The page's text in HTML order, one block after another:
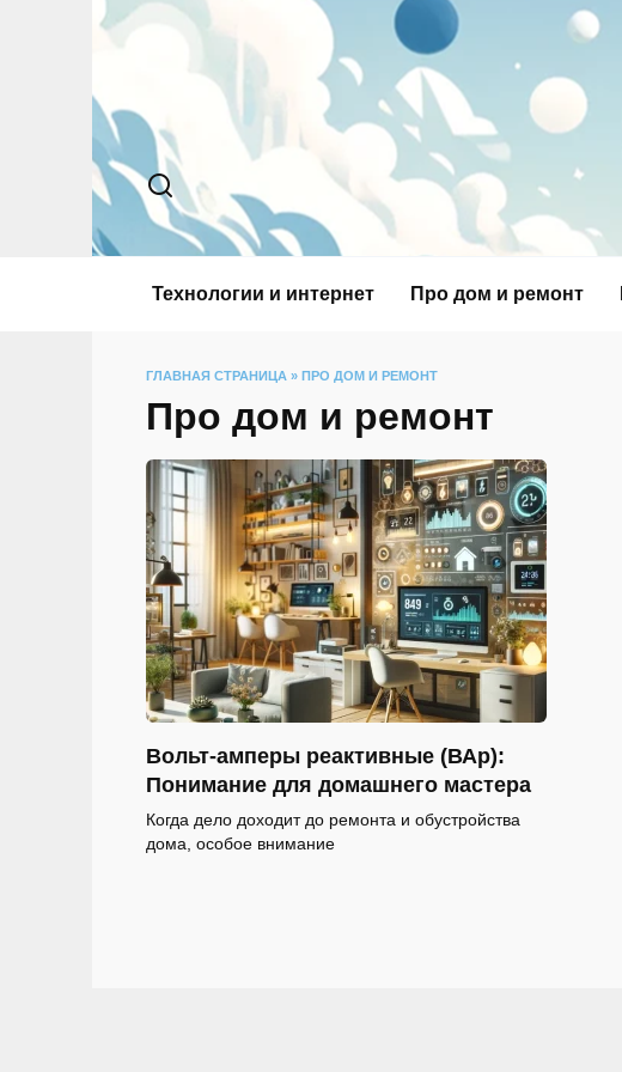
Технологии и интернет Про дом и ремонт
ГЛАВНАЯ СТРАНИЦА » ПРО ДОМ И РЕМОНТ
Про дом и ремонт
Вольт-амперы реактивные (ВАр):
Понимание для домашнего мастера
Когда дело доходит до ремонта и обустройства
дома, особое внимание